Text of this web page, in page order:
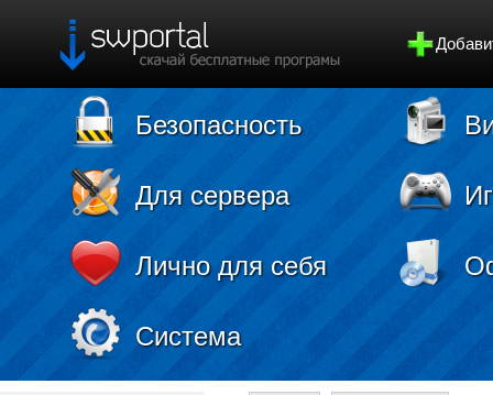
Безопасность
Для сервера
Лично для себя
Система